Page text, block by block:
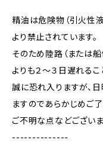
精油は危険物（引火性
より禁止されています。
そのため陸路（または
よりも２～３日遅れるこ
誠に恐れ入りますが、
ますのであらかじめご
ご不明な点などござい
--------------